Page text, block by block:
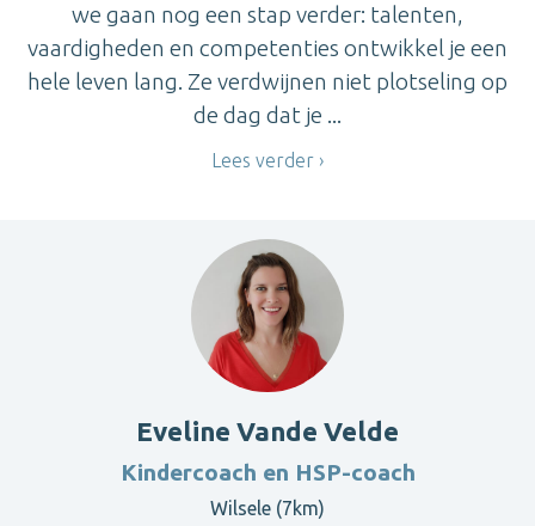
we gaan nog een stap verder: talenten,
vaardigheden en competenties ontwikkel je een
hele leven lang. Ze verdwijnen niet plotseling op
de dag dat je ...
Lees verder
Eveline Vande Velde
Kindercoach en HSP-coach
Wilsele (7km)